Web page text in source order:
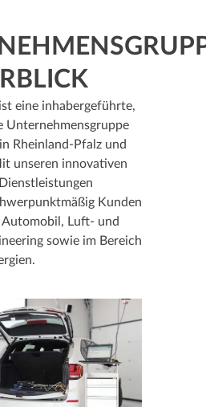
eine inhabergeführte,
Unternehmensgruppe
Rheinland-Pfalz und
unseren innovativen
Kunden
Automobil, Luft- und
sowie im Bereich